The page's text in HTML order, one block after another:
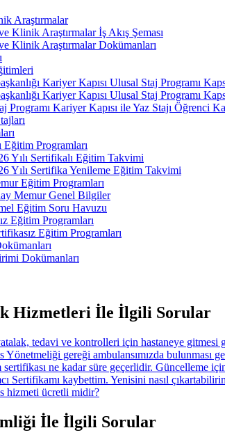
Araştırmalar
Klinik Araştırmalar İş Akış Şeması
Klinik Araştırmalar Dokümanları
Kariyer Kapısı Ulusal Staj Programı
Kariyer Kapısı Ulusal Staj Programı
Programı Kariyer Kapısı ile Yaz Stajı Öğrenci
Eğitim Programları
Yılı Sertifikalı Eğitim Takvimi
Yılı Sertifika Yenileme Eğitim Takvimi
Eğitim Programları
Memur Genel Bilgiler
Eğitim Soru Havuzu
Eğitim Programları
Eğitim Programları
Dokümanları
Hizmetleri İle İlgili Sorular
tedavi ve kontrolleri için hastaneye
Yönetmeliği gereği ambulansımızda bulunması
sertifikası ne kadar süre geçerlidir. Güncelleme
Sertifikamı kaybettim. Yenisini nasıl
hizmeti ücretli midir?
İle İlgili Sorular